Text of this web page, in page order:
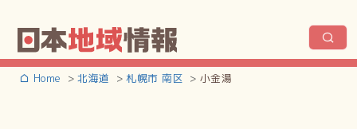
Home 北海道 札幌市 南区 小金湯